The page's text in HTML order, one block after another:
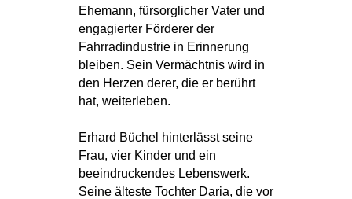
Ehemann, fürsorglicher Vater und
engagierter Förderer der
Fahrradindustrie in Erinnerung
bleiben. Sein Vermächtnis wird in
den Herzen derer, die er berührt
hat, weiterleben.
Erhard Büchel hinterlässt seine
Frau, vier Kinder und ein
beeindruckendes Lebenswerk.
Seine älteste Tochter Daria, die vor